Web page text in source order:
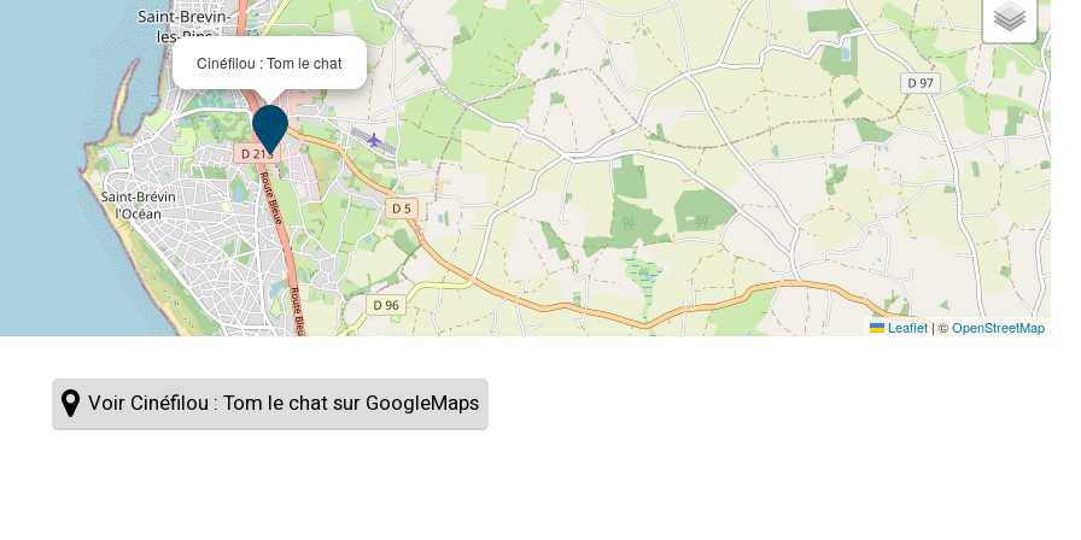
Cinéfilou : Tom le chat
Leaflet|©OpenStreetMap
Voir Cinéfilou : Tom le chat sur GoogleMaps